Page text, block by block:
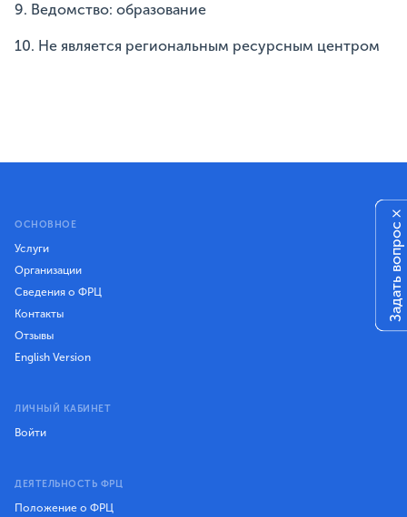
9. Ведомство: образование
10. Не является региональным ресурсным центром
ОСНОВНОЕ
Услуги
Организации
Сведения о ФРЦ
Контакты
Отзывы
English Version
ЛИЧНЫЙ КАБИНЕТ
Войти
ДЕЯТЕЛЬНОСТЬ ФРЦ
Положение о ФРЦ
Задать вопрос
×